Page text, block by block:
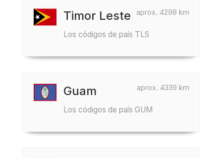
aprox. 4298 km
Timor Leste
Los códigos de país TLS
aprox. 4339 km
Guam
Los códigos de país GUM